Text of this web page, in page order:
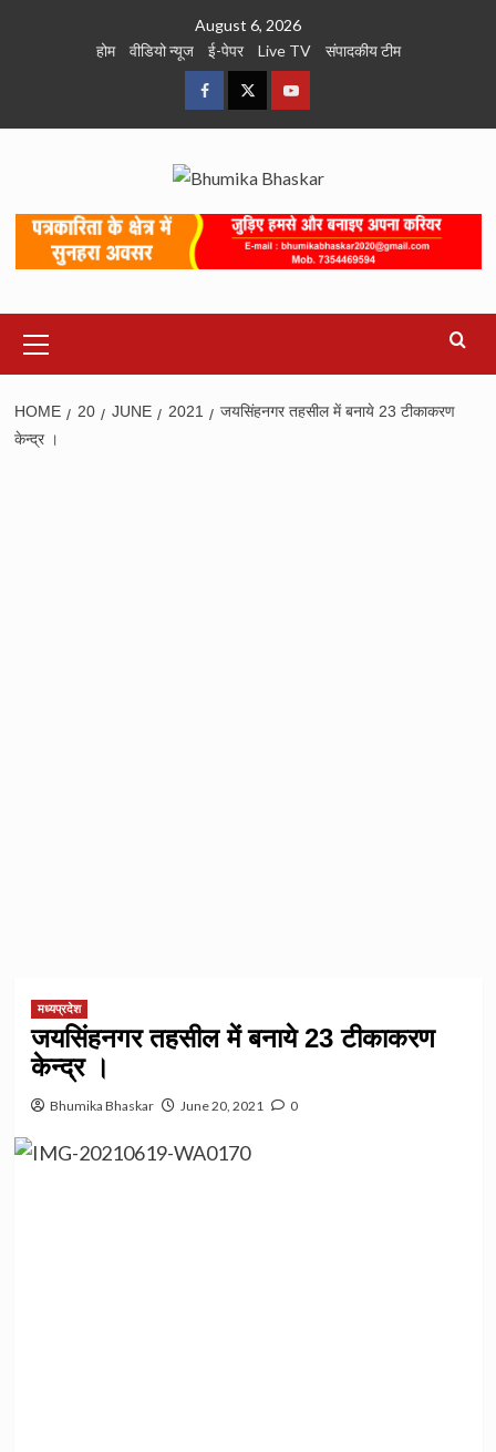
August 6, 2026
होम
वीडियो न्यूज ई-पेपर Live TV संपादकीय टीम
FacebookTwitterYoutube
Menu
HOME 20 JUNE 2021
जयसिंहनगर तहसील में बनाये 23 टीकाकरण
केन्द्र ।
मध्यप्रदेश
जयसिंहनगर तहसील में बनाये 23 टीकाकरण
केन्द्र ।
Bhumika Bhaskar June 20, 2021 0